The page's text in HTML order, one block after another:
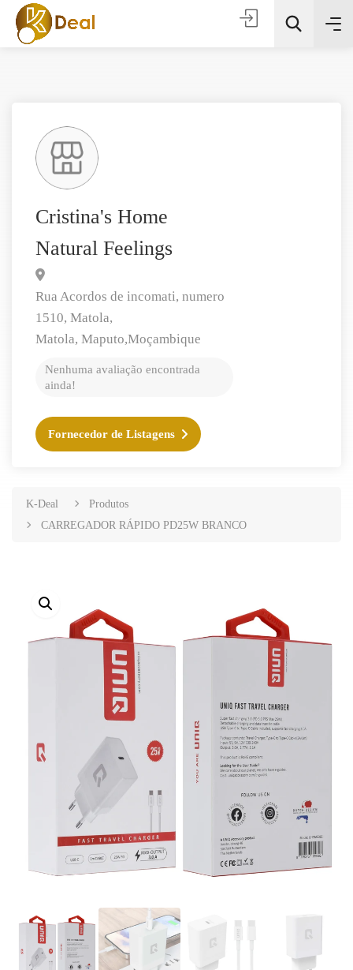
Procura
Cristina's Home
Natural Feelings
Rua Acordos de incomati, numero
1510, Matola,
Matola, Maputo,Moçambique
Nenhuma avaliação encontrada
ainda!
Fornecedor de Listagens
K-Deal
Produtos
CARREGADOR RÁPIDO PD25W BRANCO